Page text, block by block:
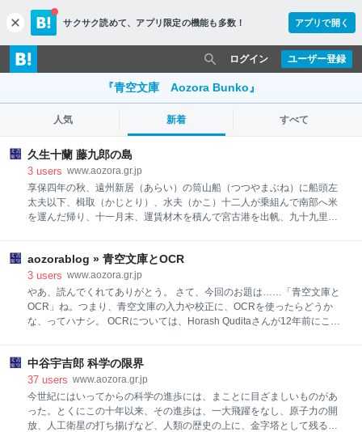
c
l
o
s
サクサク読めて、 アプリ限定の機能も多数！ アプリで開く
ユーザー登録
ログイン
『青空文庫 Aozora Bunko』
人気 新着 すべて
久生十蘭 藤九郎の島
3 users www.aozora.gr.jp
享保四年の秋、遠州新居（あらい）の筒山船（つつやまぶね）に船頭左
太夫以下、楫取（かじとり）、水夫（かこ）十二人が乗組んで南部へ米
を運んだ帰り、十一月末、運賃材木を積んで宮古港を出帆、九十九里浜
山々のありかさえ見わけのつかぬうちに、雷雨とともに、十丈もあろう
かという逆波（さからいなみ）が立ち、未曽有の悪潮（わるしお）に揉
（も）まれ揉まれて舵を折ってしまった。大波が滝のようにうちこむの
で、淦水（あか）を汲みだすひまもなく、積荷の材木が勝手に浮きだし
てぶつかりあい、その勢いで舷（ふなばた）の垣を二間ほど壊されてし
ので、流れ船にする覚悟をきめ、
aozorablog » 青空文庫とOCR
3 users www.aozora.gr.jp
やあ、読んでくれてありがとう。 さて、今回のお題は……「青空文庫と
OCR」ね。つまり、青空文庫の入力や校正に、OCRを使ったらどうか
な、ってハナシ。 OCRについては、Horash Quditaさんが12年前にこの
ど、間違いが一定なので、一括変換で修正可能（同一底本、同一シリー
ズをスキャン、OCRしておいて一括変換で他のファイルも修正してゆく
とさらに楽になる） ・てにをは、の間違い、漢字の送り仮名の間違い、
漢字／仮名の開きの間違いがかなり少ない ・とにかく早い（スキャン、
OCR後、手直しするだけなら20-30Kのファイルが一時間程度で作成で
中谷宇吉郎 科学の限界
37 users www.aozora.gr.jp
今世紀にはいってからの科学の進歩には、まことに目ざましいものがあ
った。とくにこの十年以来、その進歩は、一大飛躍をなし、原子力の開
放、人工衛星の打ち揚げなど、人類の歴史の上に、金字塔として残る幾